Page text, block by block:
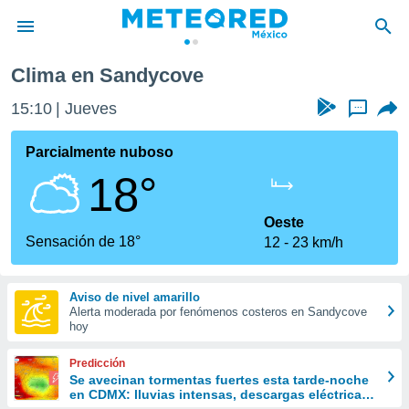
de
ha sido
que se
calidad.
a este
las
y
forma
digital
basada
Clima en Sandycove
15:10 Jueves ...
Parcialmente nuboso
18°
Sensación de 18°
Oeste
12
23 km/h
Aviso de nivel amarillo
Alerta moderada por fenómenos costeros en Sandycove
hoy
Predicción
Se avecinan tormentas fuertes esta tarde-noche
en CDMX: lluvias intensas, descargas eléctricas